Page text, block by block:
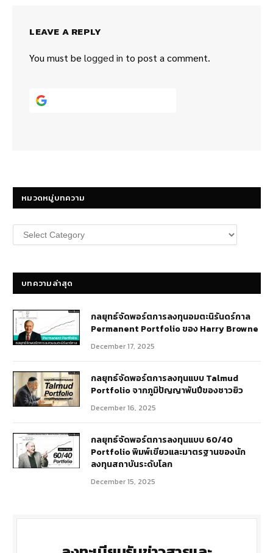
LEAVE A REPLY
You must be logged in to post a comment.
หมวดหมู่บทความ
หมวด
หมู่
บทความล่าสุด
กลยุทธ์​จัดพอร์ตการลงทุนอมตะนิรันดร์กาล
Permanent Portfolio ของ Harry Browne
December 17, 2025
กลยุทธ์จัดพอร์ตการลงทุนแบบ Talmud
Portfolio จากภูมิปัญญาพันปีของชาวยิว
December 16, 2025
กลยุทธ์จัดพอร์ตการลงทุนแบบ 60/40
Portfolio พิมพ์เขียวและมาตรฐานของนัก
ลงทุนสถาบันระดับโลก
December 15, 2025